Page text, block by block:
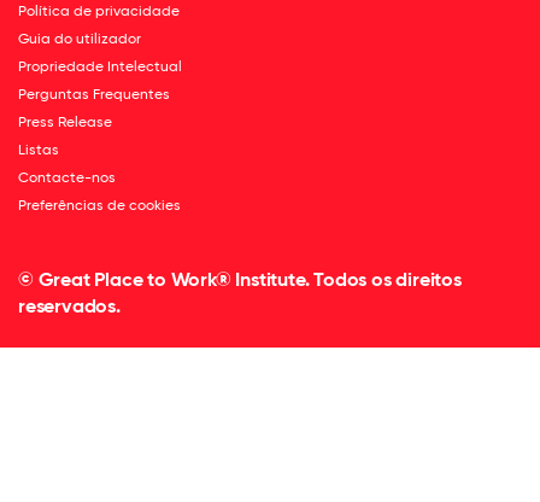
Política de privacidade
Guia do utilizador
Propriedade Intelectual
Perguntas Frequentes
Press Release
Listas
Contacte-nos
Preferências de cookies
© Great Place to Work® Institute. Todos os direitos
reservados.